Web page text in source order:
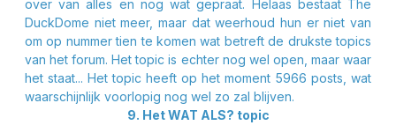
over van alles en nog wat gepraat. Helaas bestaat The
DuckDome niet meer, maar dat weerhoud hun er niet van
om op nummer tien te komen wat betreft de drukste topics
van het forum. Het topic is echter nog wel open, maar waar
het staat... Het topic heeft op het moment 5966 posts, wat
waarschijnlijk voorlopig nog wel zo zal blijven.
9. Het WAT ALS? topic